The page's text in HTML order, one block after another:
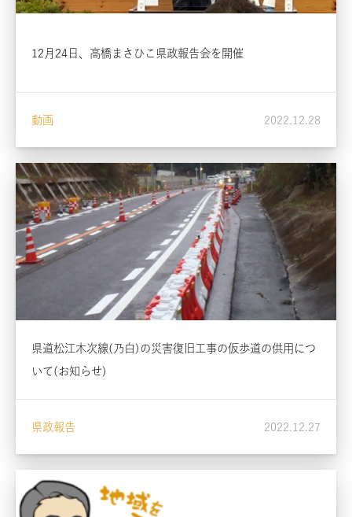
12月24日、高橋まさひこ県政報告会を開催
動画 2022.12.28
県道松江木次線(乃白)の災害復旧工事の仮歩道の供用につ
いて(お知らせ)
県政報告 2022.12.27